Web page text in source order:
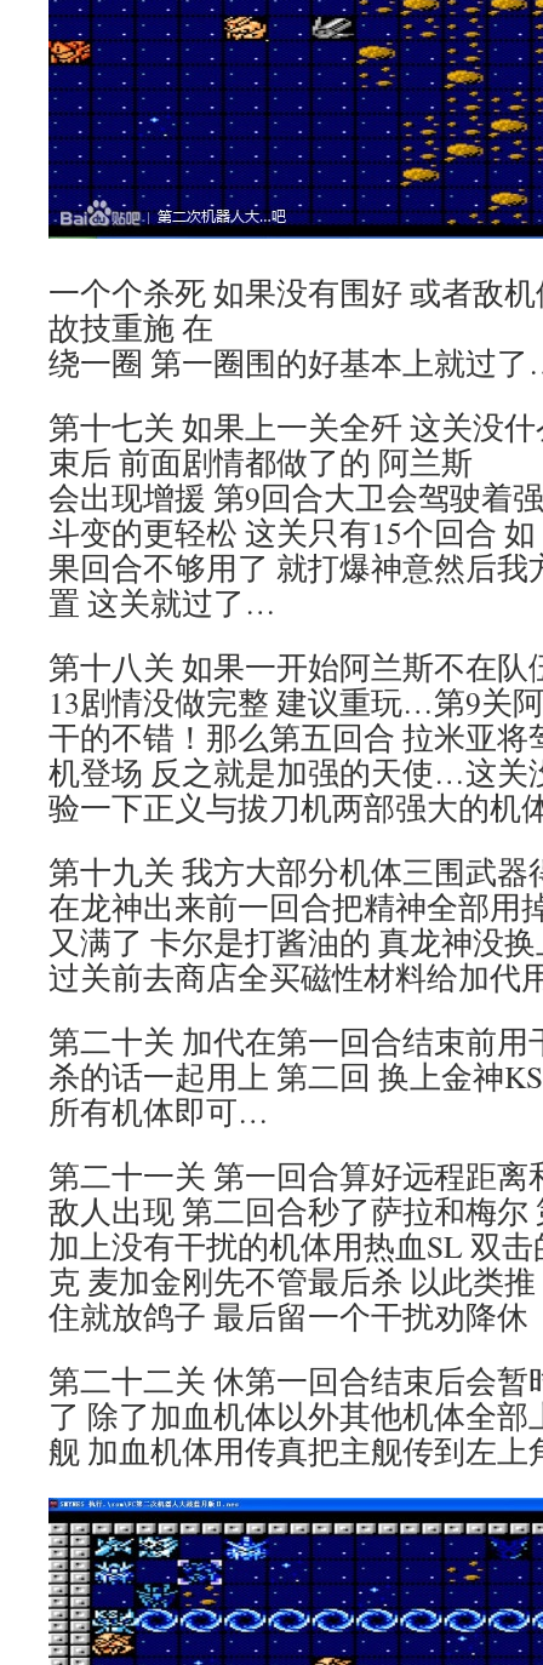
一个个杀死 如果没有围好 或者敌
故技重施 在
绕一圈 第一圈围的好基本上就过
第十七关 如果上一关全歼 这关没
束后 前面剧情都做了的 阿兰斯
会出现增援 第9回合大卫会驾驶着
斗变的更轻松 这关只有15个回合 如
果回合不够用了 就打爆神意然后
置 这关就过了…
第十八关 如果一开始阿兰斯不在队
13剧情没做完整 建议重玩…第9关
干的不错！那么第五回合 拉米亚
机登场 反之就是加强的天使…这关
验一下正义与拔刀机两部强大的机
第十九关 我方大部分机体三围武器
在龙神出来前一回合把精神全部用
又满了 卡尔是打酱油的 真龙神没
过关前去商店全买磁性材料给加代
第二十关 加代在第一回合结束前用
杀的话一起用上 第二回 换上金神
所有机体即可…
第二十一关 第一回合算好远程距
敌人出现 第二回合秒了萨拉和梅尔
加上没有干扰的机体用热血SL 双
克 麦加金刚先不管最后杀 以此类
住就放鸽子 最后留一个干扰劝降休
第二十二关 休第一回合结束后会
了 除了加血机体以外其他机体全
舰 加血机体用传真把主舰传到左上